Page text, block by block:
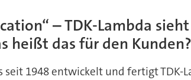
– TDK-Lambda
heißt das für den Kunden?
seit 1948 entwickelt und fertigt